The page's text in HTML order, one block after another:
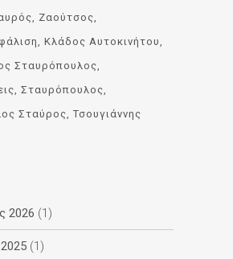
Ζαούτσος
Κλάδος Αυτοκινήτου
Σταυρόπουλος
Σταυρόπουλος
Σταύρος
Τσουγιάννης
2026 (1)
(1)